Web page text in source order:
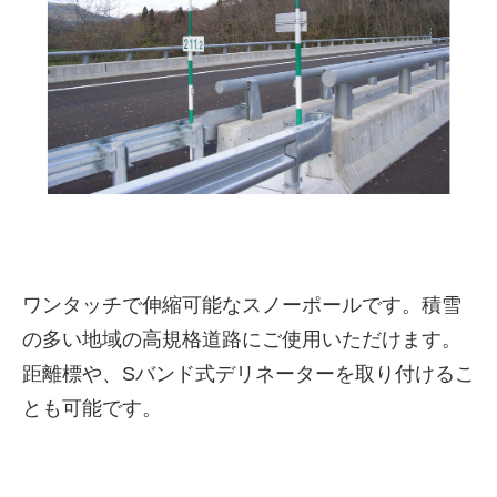
株式会社吾妻製作所 会社案
内
ワンタッチで伸縮可能なスノーポールです。積雪
の多い地域の高規格道路にご使用いただけます。
距離標や、Sバンド式デリネーターを取り付けるこ
とも可能です。